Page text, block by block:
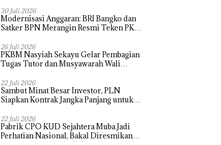
30 Juli 2026
Modernisasi Anggaran: BRI Bangko dan
Satker BPN Merangin Resmi Teken PKS
26 Juli 2026
PKBM Nasyiah Sekayu Gelar Pembagian
Tugas Tutor dan Musyawarah Wali
22 Juli 2026
Sambut Minat Besar Investor, PLN
Siapkan Kontrak Jangka Panjang untuk
22 Juli 2026
Pabrik CPO KUD Sejahtera Muba Jadi
Perhatian Nasional, Bakal Diresmikan